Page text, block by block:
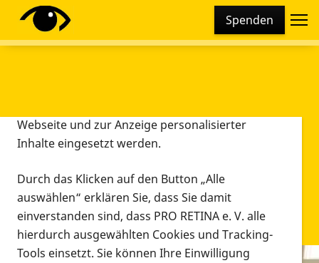
Spenden
Diese Webseite setzt verschiedene Cookies und
Tracking-Tools ein. Dies beinhaltet Cookies und
Webseite und zur Anzeige personalisierter
Inhalte eingesetzt werden.
Durch das Klicken auf den Button „Alle
auswählen“ erklären Sie, dass Sie damit
einverstanden sind, dass PRO RETINA e. V. alle
hierdurch ausgewählten Cookies und Tracking-
Tools einsetzt. Sie können Ihre Einwilligung